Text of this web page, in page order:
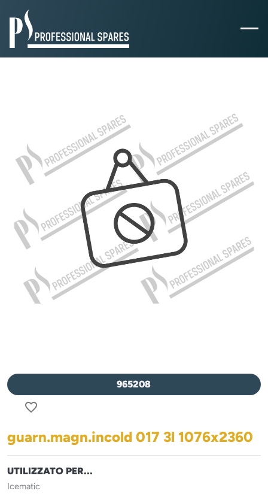
965208
favorite_border
guarn.magn.incold 017 3l 1076x2360
UTILIZZATO PER...
Icematic